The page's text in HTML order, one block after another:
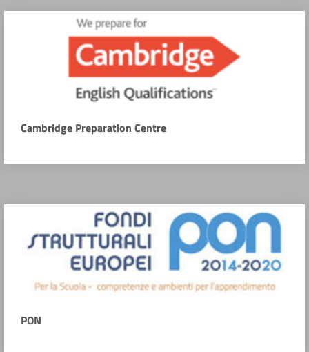
Cambridge Preparation Centre
PON